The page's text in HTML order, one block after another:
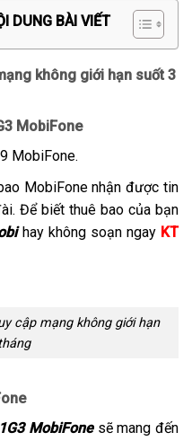
DUNG BÀI VIẾT
không giới hạn suốt 3
MobiFone
MobiFone.
MobiFone nhận được tin
Để biết thuê bao của bạn
hay không soạn ngayKT
cập mạng không giới hạn
MobiFonesẽ mang đến